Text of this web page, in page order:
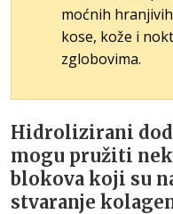
moćnih
kose, kože i
zglobovima.
Hidrolizirani
mogu pružiti
blokova koji su
stvaranje